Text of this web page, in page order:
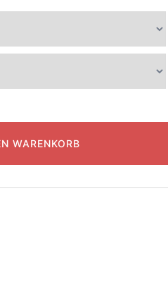
WARENKORB